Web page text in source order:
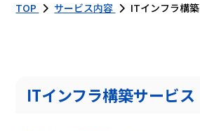
TOP サービス内容 ITインフラ構築
ITインフラ構築サービス